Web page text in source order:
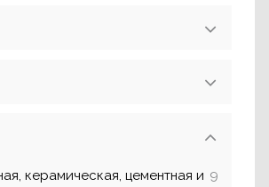
керамическая, цементная и 9